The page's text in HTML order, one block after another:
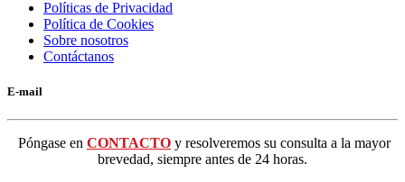
Políticas de Privacidad
Política de Cookies
Sobre nosotros
Contáctanos
E-mail
Póngase en CONTACTO y resolveremos su consulta a la mayor
brevedad, siempre antes de 24 horas.